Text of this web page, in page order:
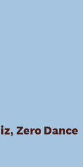
Zero Dance